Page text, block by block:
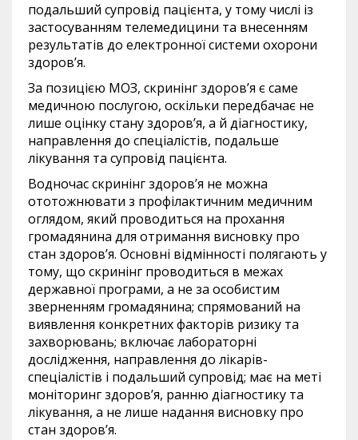
подальший супровід пацієнта, у тому числі із
застосуванням телемедицини та внесенням
результатів до електронної системи охорони
здоров’я.
За позицією МОЗ, скринінг здоров’я є саме
медичною послугою, оскільки передбачає не
лише оцінку стану здоров’я, а й діагностику,
направлення до спеціалістів, подальше
лікування та супровід пацієнта.
Водночас скринінг здоров’я не можна
ототожнювати з профілактичним медичним
оглядом, який проводиться на прохання
громадянина для отримання висновку про
стан здоров’я. Основні відмінності полягають у
тому, що скринінг проводиться в межах
державної програми, а не за особистим
зверненням громадянина; спрямований на
виявлення конкретних факторів ризику та
захворювань; включає лабораторні
дослідження, направлення до лікарів-
спеціалістів і подальший супровід; має на меті
моніторинг здоров’я, ранню діагностику та
лікування, а не лише надання висновку про
стан здоров’я.